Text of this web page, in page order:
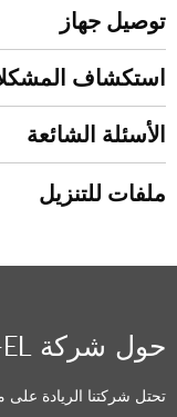
توصيل جهاز
استكشاف
الأسئلة الشائعة
ملفات للتنزيل
حول شركة MED-EL
تحتل شركتنا الريادة